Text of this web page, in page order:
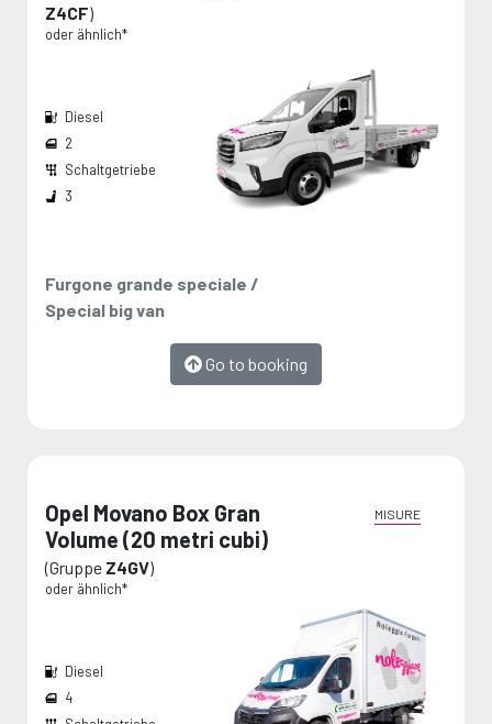
Z4CF)
oder ähnlich*
Furgone grande speciale /
Special big van
Go to booking
Diesel
2
Schaltgetriebe
3
Opel Movano Box Gran
Volume (20 metri cubi)
(Gruppe Z4GV)
oder ähnlich*
MISURE
Diesel
4